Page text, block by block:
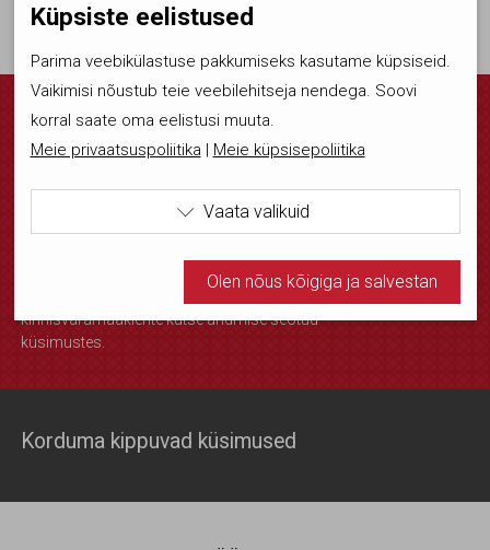
EKMK büroo juht
maakleritekoda@maakleritekoda.ee
liikmeid, kinnisvara vahendamisega seotud
kinnisvaramaaklerite kutse andmise seotud
küsimustes.
Korduma kippuvad küsimused
Küpsiste eelistused
Parima veebikülastuse pakkumiseks kasutame küpsiseid.
Vaikimisi nõustub teie veebilehitseja nendega. Soovi
korral saate oma eelistusi muuta.
Meie privaatsuspoliitika | Meie küpsisepoliitika
 Vaata valikuid
Kasutame tehnilisi küpsiseid, mis on vajalikud veebi
toimimiseks. Seadusega lubatud kohustuslikud
küpsised.
näiteks veebiliiklust.
Olen nõus ja salvestan
Olen nõus kõigiga ja salvestan